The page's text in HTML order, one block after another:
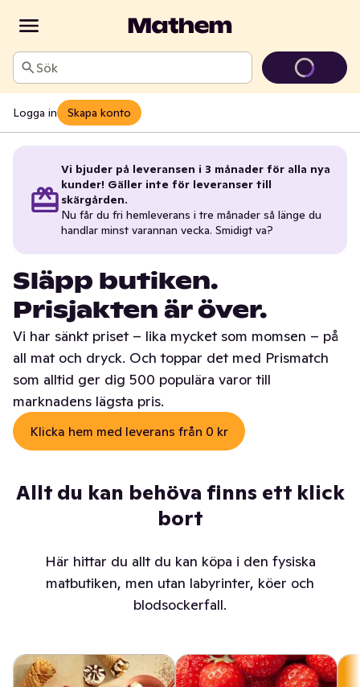
Sök
Logga in Skapa konto
Vi bjuder på leveransen i 3 månader för alla nya
kunder! Gäller inte för leveranser till
skärgården.
Nu får du fri hemleverans i tre månader så länge du
handlar minst varannan vecka. Smidigt va?
Släpp butiken.
Prisjakten är över.
Vi har sänkt priset – lika mycket som momsen – på
all mat och dryck. Och toppar det med Prismatch
som alltid ger dig 500 populära varor till
marknadens lägsta pris.
Klicka hem med leverans från 0 kr
Allt du kan behöva finns ett klick
bort
Här hittar du allt du kan köpa i den fysiska
matbutiken, men utan labyrinter, köer och
blodsockerfall.